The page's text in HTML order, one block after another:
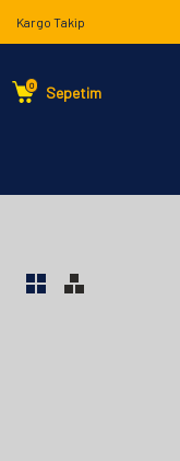
Kargo Takip
0 Sepetim